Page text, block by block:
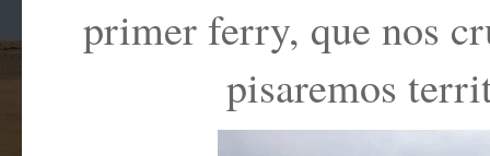
primer ferry, que nos
pisaremos